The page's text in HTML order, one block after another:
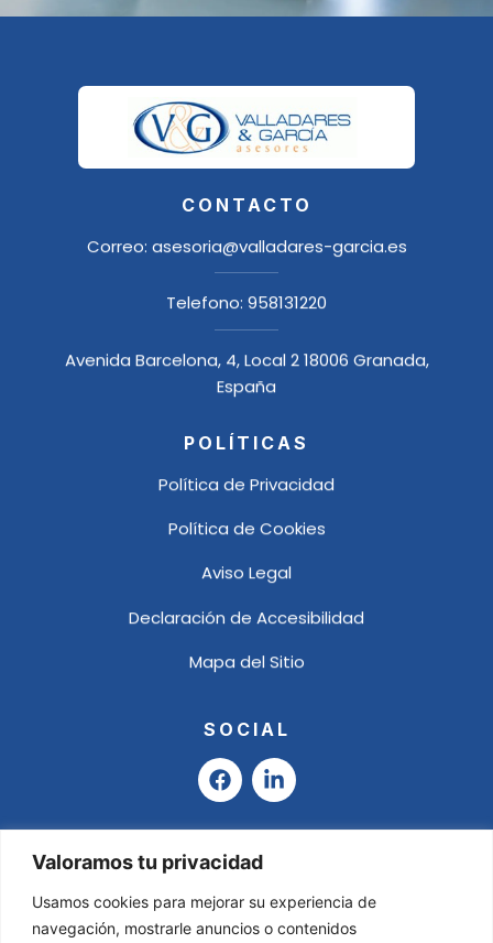
Valoramos tu privacidad
Usamos cookies para mejorar su experiencia de
navegación, mostrarle anuncios o contenidos
CONTACTO
Correo: asesoria@valladares-garcia.es
Telefono: 958131220
Avenida Barcelona, 4, Local 2 18006 Granada,
España
POLÍTICAS
Política de Privacidad
Política de Cookies
Aviso Legal
Declaración de Accesibilidad
Mapa del Sitio
SOCIAL
F
a
e
b
o
o
k
L
i
k
i
n